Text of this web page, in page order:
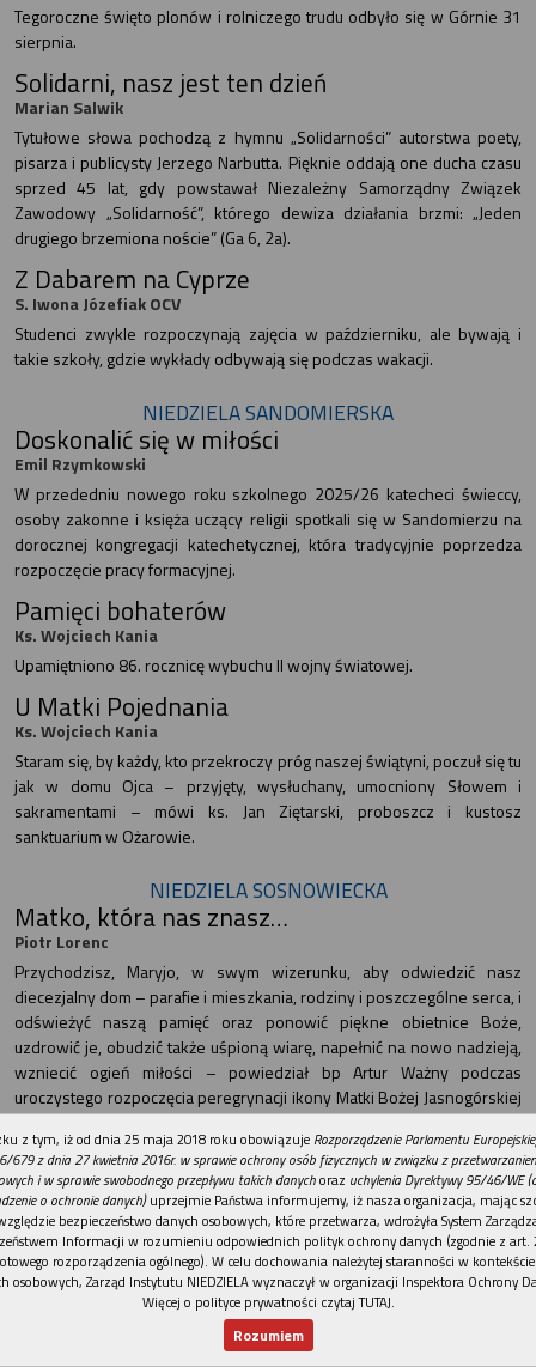
Tegoroczne święto plonów i rolniczego trudu odbyło się w Górnie 31
sierpnia.
Solidarni, nasz jest ten dzień
Marian Salwik
Tytułowe słowa pochodzą z hymnu „Solidarności” autorstwa poety,
pisarza i publicysty Jerzego Narbutta. Pięknie oddają one ducha czasu
sprzed 45 lat, gdy powstawał Niezależny Samorządny Związek
Zawodowy „Solidarność”, którego dewiza działania brzmi: „Jeden
drugiego brzemiona noście” (Ga 6, 2a).
Z Dabarem na Cyprze
S. Iwona Józefiak OCV
Studenci zwykle rozpoczynają zajęcia w październiku, ale bywają i
takie szkoły, gdzie wykłady odbywają się podczas wakacji.
NIEDZIELA SANDOMIERSKA
Doskonalić się w miłości
Emil Rzymkowski
W przededniu nowego roku szkolnego 2025/26 katecheci świeccy,
osoby zakonne i księża uczący religii spotkali się w Sandomierzu na
dorocznej kongregacji katechetycznej, która tradycyjnie poprzedza
rozpoczęcie pracy formacyjnej.
Pamięci bohaterów
Ks. Wojciech Kania
Upamiętniono 86. rocznicę wybuchu II wojny światowej.
U Matki Pojednania
Ks. Wojciech Kania
Staram się, by każdy, kto przekroczy próg naszej świątyni, poczuł się tu
jak w domu Ojca – przyjęty, wysłuchany, umocniony Słowem i
sakramentami – mówi ks. Jan Ziętarski, proboszcz i kustosz
sanktuarium w Ożarowie.
NIEDZIELA SOSNOWIECKA
Matko, która nas znasz…
Piotr Lorenc
Przychodzisz, Maryjo, w swym wizerunku, aby odwiedzić nasz
diecezjalny dom – parafie i mieszkania, rodziny i poszczególne serca, i
odświeżyć naszą pamięć oraz ponowić piękne obietnice Boże,
uzdrowić je, obudzić także uśpioną wiarę, napełnić na nowo nadzieją,
wzniecić ogień miłości – powiedział bp Artur Ważny podczas
uroczystego rozpoczęcia peregrynacji ikony Matki Bożej Jasnogórskiej
w diecezji sosnowieckiej.
Nadzieja, odwaga i przebaczenie
Piotr Lorenc
Będzie ich 23, po jednym w każdym dekanacie. Pierwsze odbyło się
31 sierpnia w bazylice katedralnej Wniebowzięcia Najświętszej Maryi
Panny w Sosnowcu.
Z pokorą dziękujmy za chleb
REKLAMA
z tym, iż od dnia 25 maja 2018 roku obowiązuje Rozporządzenie Parlamentu
679 z dnia 27 kwietnia 2016r. w sprawie ochrony osób fizycznych w związku z
i w sprawie swobodnego przepływu takich danychoraz uchylenia Dyrektywy 95/46/WE
o ochronie danych)uprzejmie Państwa informujemy, iż nasza organizacja, mając
bezpieczeństwo danych osobowych, które przetwarza, wdrożyła System
Informacji w rozumieniu odpowiednich polityk ochrony danych (zgodnie z art.
rozporządzenia ogólnego). W celu dochowania należytej staranności w
osobowych, Zarząd Instytutu NIEDZIELA wyznaczył w organizacji Inspektora Ochrony
Więcej o polityce prywatności czytaj TUTAJ.
Rozumiem